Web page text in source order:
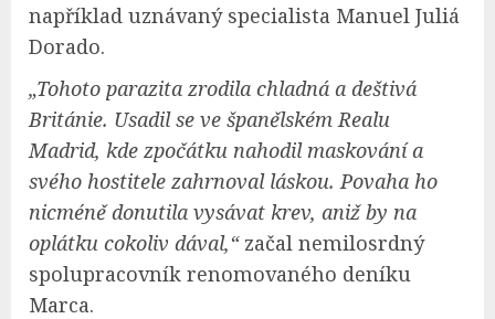
například uznávaný specialista Manuel Juliá
Dorado.
„Tohoto parazita zrodila chladná a deštivá
Británie. Usadil se ve španělském Realu
Madrid, kde zpočátku nahodil maskování a
svého hostitele zahrnoval láskou. Povaha ho
nicméně donutila vysávat krev, aniž by na
oplátku cokoliv dával,“začal nemilosrdný
spolupracovník renomovaného deníku
Marca.